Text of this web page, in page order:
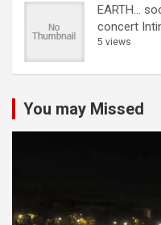
EARTH…
concert
5 views
You may Missed